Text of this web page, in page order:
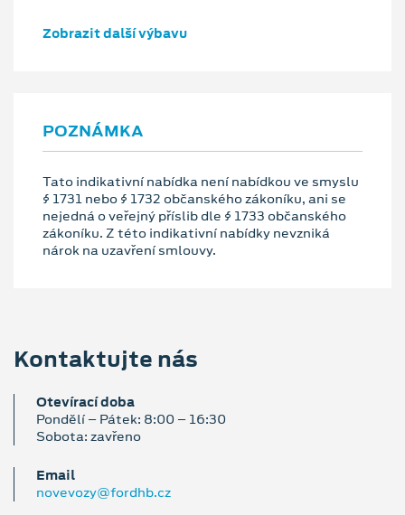
Zobrazit další výbavu
POZNÁMKA
Tato indikativní nabídka není nabídkou ve smyslu
§ 1731 nebo § 1732 občanského zákoníku, ani se
nejedná o veřejný příslib dle § 1733 občanského
zákoníku. Z této indikativní nabídky nevzniká
nárok na uzavření smlouvy.
Kontaktujte nás
Otevírací doba
Pondělí – Pátek: 8:00 – 16:30
Sobota: zavřeno
Email
novevozy@fordhb.cz